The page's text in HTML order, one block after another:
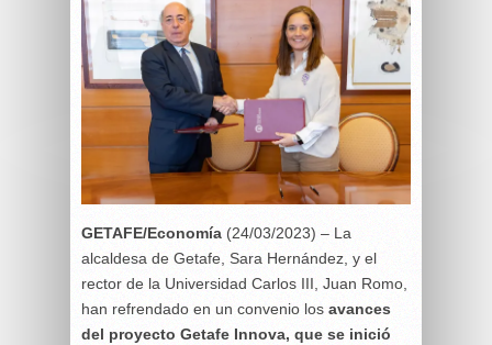
GETAFE/Economía (24/03/2023) – La
alcaldesa de Getafe, Sara Hernández, y el
rector de la Universidad Carlos III, Juan Romo,
han refrendado en un convenio los avances
del proyecto Getafe Innova, que se inició